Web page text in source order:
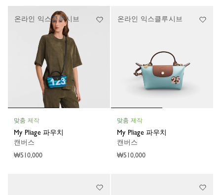
맞춤 제작
My Pliage 파우치
캔버스
₩510,000
온라인 익스클루시브
맞춤 제작
My Pliage 파우치
캔버스
₩510,000
온라인 익스클루시브